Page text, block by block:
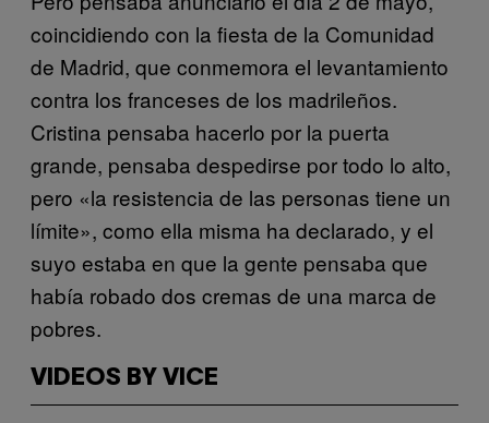
coincidiendo con la fiesta de la Comunidad
de Madrid, que conmemora el levantamiento
contra los franceses de los madrileños.
Cristina pensaba hacerlo por la puerta
grande, pensaba despedirse por todo lo alto,
pero «la resistencia de las personas tiene un
límite», como ella misma ha declarado, y el
suyo estaba en que la gente pensaba que
había robado dos cremas de una marca de
pobres.
VIDEOS BY VICE